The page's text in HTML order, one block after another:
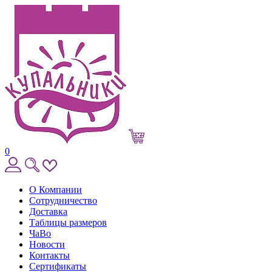
0
О Компании
Сотрудничество
Доставка
Таблицы размеров
ЧаВо
Новости
Контакты
Сертификаты